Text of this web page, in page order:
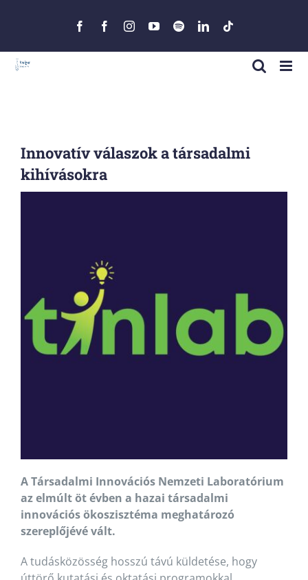
FacebookFacebookInstagramYouTube
SpotifyLinkedIn
Innovatív válaszok a társadalmi
kihívásokra
A Társadalmi Innovációs Nemzeti Laboratórium
az elmúlt öt évben a hazai társadalmi
innovációs ökoszisztéma meghatározó
szereplőjévé vált.
A tudásközösség hosszú távú küldetése, hogy